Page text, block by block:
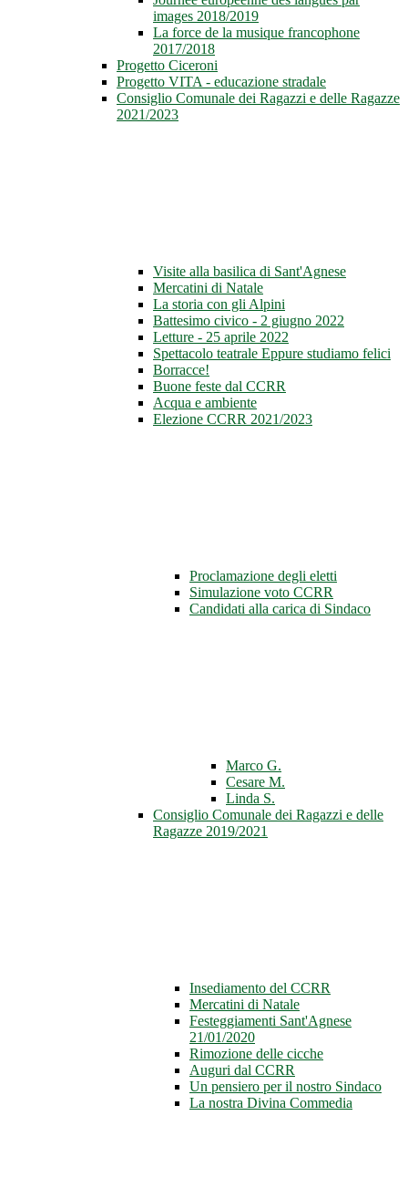
images 2018/2019
La force de la musique francophone
2017/2018
Progetto Ciceroni
Progetto VITA - educazione stradale
Consiglio Comunale dei Ragazzi e delle Ragazze
2021/2023
Visite alla basilica di Sant'Agnese
Mercatini di Natale
La storia con gli Alpini
Battesimo civico - 2 giugno 2022
Letture - 25 aprile 2022
Spettacolo teatrale Eppure studiamo felici
Borracce!
Buone feste dal CCRR
Acqua e ambiente
Elezione CCRR 2021/2023
Proclamazione degli eletti
Simulazione voto CCRR
Candidati alla carica di Sindaco
Marco G.
Cesare M.
Linda S.
Consiglio Comunale dei Ragazzi e delle
Ragazze 2019/2021
Insediamento del CCRR
Mercatini di Natale
Festeggiamenti Sant'Agnese
21/01/2020
Rimozione delle cicche
Auguri dal CCRR
Un pensiero per il nostro Sindaco
La nostra Divina Commedia